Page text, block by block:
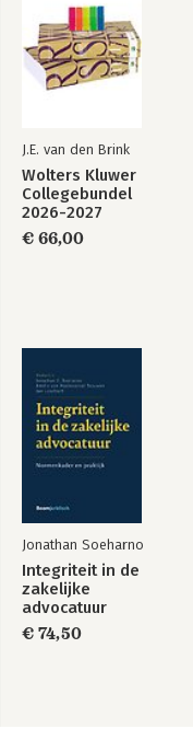
advocaat
J.E. van den Brink
Wolters Kluwer
Collegebundel
2026-2027
€ 66,00
Jonathan Soeharno
Integriteit in de
zakelijke
advocatuur
€ 74,50